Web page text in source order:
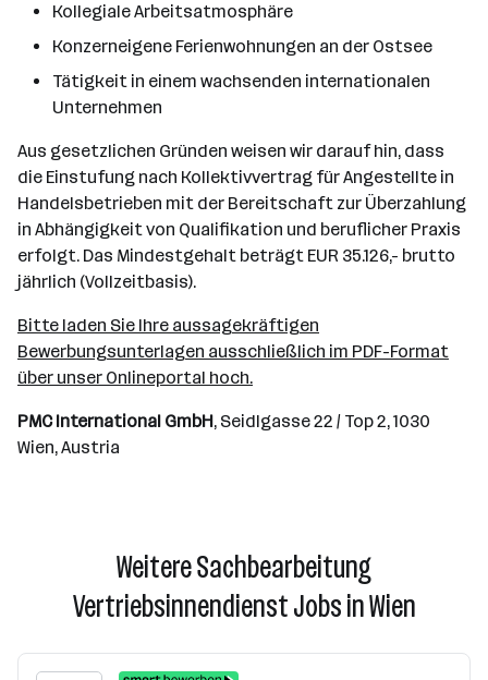
Kollegiale Arbeitsatmosphäre
Konzerneigene Ferienwohnungen an der Ostsee
Tätigkeit in einem wachsenden internationalen
Unternehmen
Aus gesetzlichen Gründen weisen wir darauf hin, dass
die Einstufung nach Kollektivvertrag für Angestellte in
Handelsbetrieben mit der Bereitschaft zur Überzahlung
in Abhängigkeit von Qualifikation und beruflicher Praxis
erfolgt. Das Mindestgehalt beträgt EUR 35.126,- brutto
jährlich (Vollzeitbasis).
Bitte laden Sie Ihre aussagekräftigen
Bewerbungsunterlagen ausschließlich im PDF-Format
über unser Onlineportal hoch.
PMC International GmbH, Seidlgasse 22 / Top 2, 1030
Wien, Austria
Weitere Sachbearbeitung
Vertriebsinnendienst Jobs in Wien